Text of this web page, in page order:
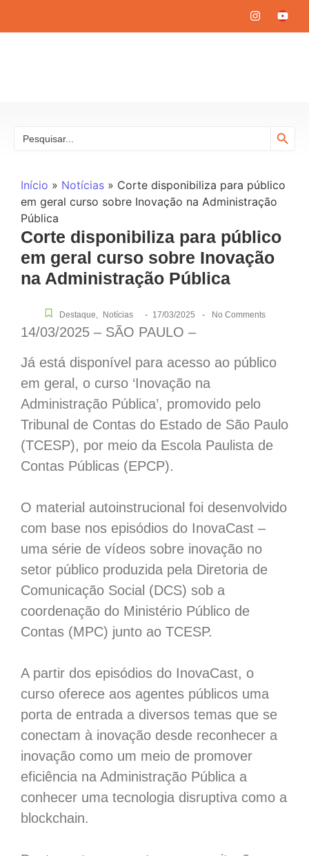
for:
Início » Notícias » Corte disponibiliza para público
em geral curso sobre Inovação na Administração
Pública
Corte disponibiliza para público
em geral curso sobre Inovação
na Administração Pública
Destaque, Notícias - 17/03/2025 - No Comments
14/03/2025 – SÃO PAULO –
Já está disponível para acesso ao público
em geral, o curso ‘Inovação na
Administração Pública’, promovido pelo
Tribunal de Contas do Estado de São Paulo
(TCESP), por meio da Escola Paulista de
Contas Públicas (EPCP).
O material autoinstrucional foi desenvolvido
com base nos episódios do InovaCast –
uma série de vídeos sobre inovação no
setor público produzida pela Diretoria de
Comunicação Social (DCS) sob a
coordenação do Ministério Público de
Contas (MPC) junto ao TCESP.
A partir dos episódios do InovaCast, o
curso oferece aos agentes públicos uma
porta de entrada a diversos temas que se
conectam à inovação desde reconhecer a
inovação como um meio de promover
eficiência na Administração Pública a
conhecer uma tecnologia disruptiva como a
blockchain.